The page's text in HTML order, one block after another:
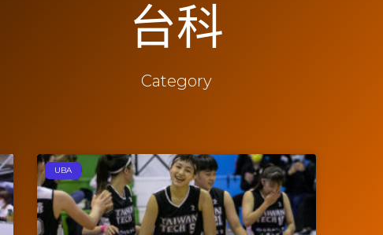
台科
Category
UBA